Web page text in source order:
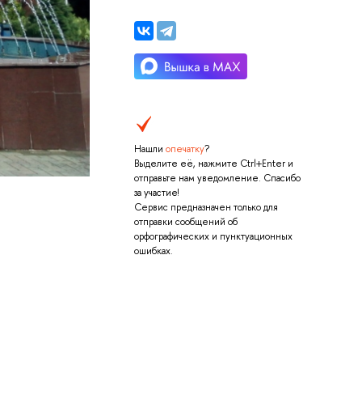
Нашли опечатку?
Выделите её, нажмите Ctrl+Enter и
отправьте нам уведомление. Спасибо
за участие!
Сервис предназначен только для
отправки сообщений об
орфографических и пунктуационных
ошибках.